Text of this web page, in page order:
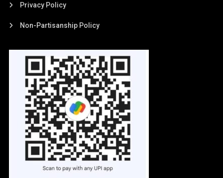
Privacy Policy
Non-Partisanship Policy